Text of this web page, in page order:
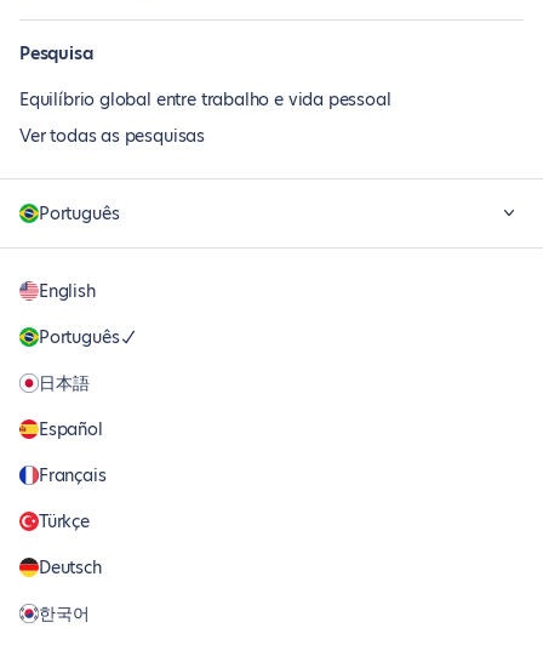
Pesquisa
Equilíbrio global entre trabalho e vida pessoal
Ver todas as pesquisas
Português
English
Português
日本語
Español
Français
Türkçe
Deutsch
한국어